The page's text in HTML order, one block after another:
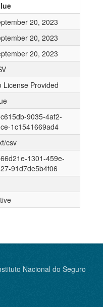
20, 2023
20, 2023
20, 2023
License Provided
9035-4af2-
1c1541669ad4
csv
1301-459e-
91d7de5b4f06
Nacional do Seguro